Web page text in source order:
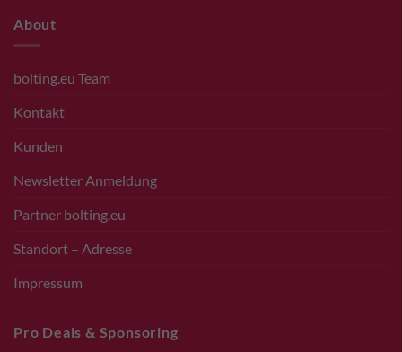
About
bolting.eu Team
Kontakt
Kunden
Newsletter Anmeldung
Partner bolting.eu
Standort – Adresse
Impressum
Pro Deals & Sponsoring